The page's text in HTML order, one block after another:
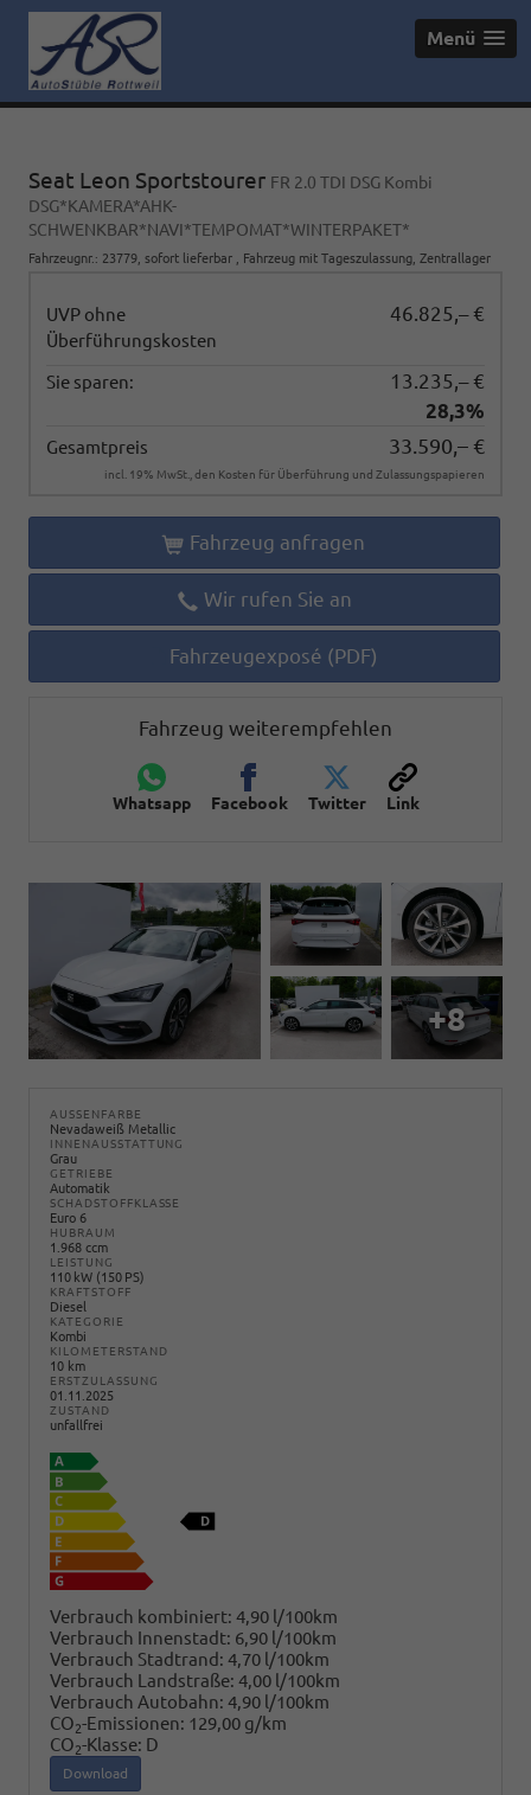
Menü
Seat Leon Sportstourer FR 2.0 TDI DSG Kombi
DSG*KAMERA*AHK-
SCHWENKBAR*NAVI*TEMPOMAT*WINTERPAKET*
Fahrzeugnr. : 23779 sofort lieferbar Fahrzeug mit Tageszulassung , Zentrallager
UVP ohne
Überführungskosten
46.825,– €
Sie sparen:
13.235,– €
28,3%
Gesamtpreis 33.590,– €
incl. 19% MwSt., den Kosten für Überführung und Zulassungspapieren
Fahrzeug anfragen
Wir rufen Sie an
Fahrzeugexposé (PDF)
Fahrzeug weiterempfehlen
Whatsapp Facebook Twitter Link
+8
AUSSENFARBE
Nevadaweiß Metallic
INNENAUSSTATTUNG
Grau
GETRIEBE
Automatik
SCHADSTOFFKLASSE
Euro 6
HUBRAUM
1.968 ccm
LEISTUNG
110 kW (150 PS)
KRAFTSTOFF
Diesel
KATEGORIE
Kombi
KILOMETERSTAND
10 km
ERSTZULASSUNG
01.11.2025
ZUSTAND
unfallfrei
Verbrauch kombiniert: 4,90 l/100km
Verbrauch Innenstadt: 6,90 l/100km
Verbrauch Stadtrand: 4,70 l/100km
Verbrauch Landstraße: 4,00 l/100km
Verbrauch Autobahn: 4,90 l/100km
CO2-Emissionen: 129,00 g/km
CO2-Klasse: D
Download